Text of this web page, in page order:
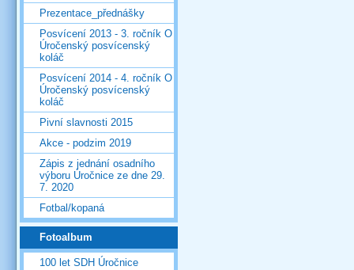
Prezentace_přednášky
Posvícení 2013 - 3. ročník O
Úročenský posvícenský
koláč
Posvícení 2014 - 4. ročník O
Úročenský posvícenský
koláč
Pivní slavnosti 2015
Akce - podzim 2019
Zápis z jednání osadního
výboru Úročnice ze dne 29.
7. 2020
Fotbal/kopaná
Fotoalbum
100 let SDH Úročnice